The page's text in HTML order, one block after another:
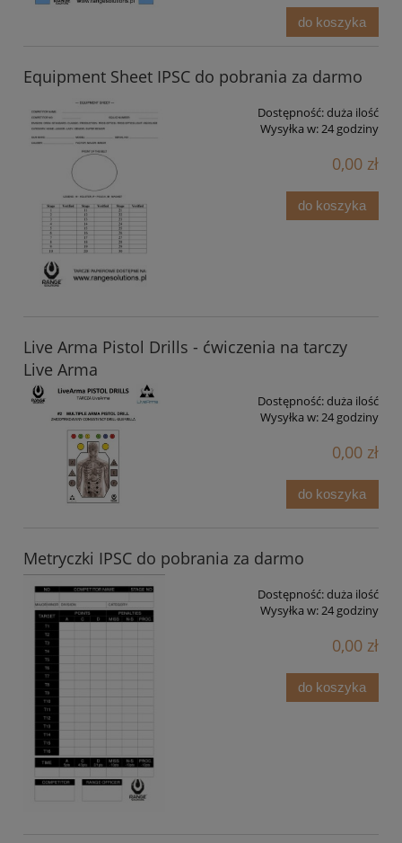
do koszyka
Equipment Sheet IPSC do pobrania za darmo
Dostępność:duża ilość
Wysyłka w: 24 godziny
0,00 zł
do koszyka
Live Arma Pistol Drills - ćwiczenia na tarczy
Live Arma
Dostępność:duża ilość
Wysyłka w:24 godziny
0,00 zł
do koszyka
Metryczki IPSC do pobrania za darmo
Dostępność:duża ilość
Wysyłka w:24 godziny
0,00 zł
do koszyka